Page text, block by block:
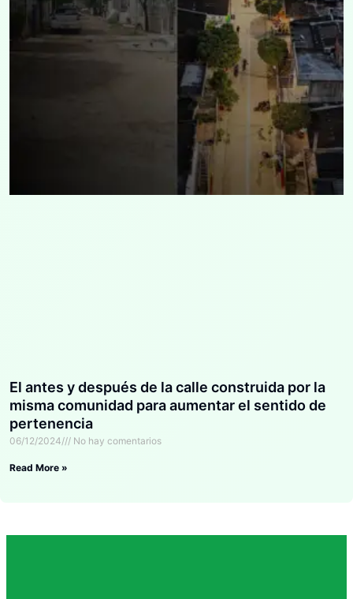
El antes y después de la calle construida por la
misma comunidad para aumentar el sentido de
pertenencia
06/12/2024 No hay comentarios
Read More »